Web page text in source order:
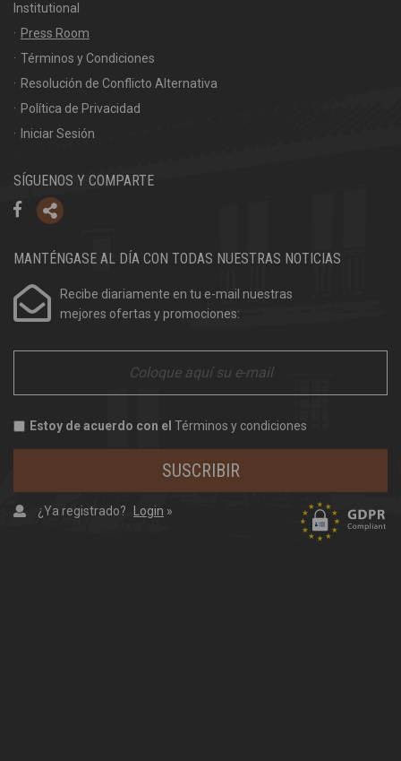
Institutional
Press Room
Términos y Condiciones
Resolución de Conflicto Alternativa
Política de Privacidad
Iniciar Sesión
SÍGUENOS Y COMPARTE
MANTÉNGASE AL DÍA CON TODAS NUESTRAS NOTICIAS
Recibe diariamente en tu e-mail nuestras
mejores ofertas y promociones:
Estoy de acuerdo con el Términos y condiciones
SUSCRIBIR
¿Ya registrado? Login »